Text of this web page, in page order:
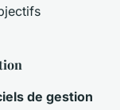
de gestion